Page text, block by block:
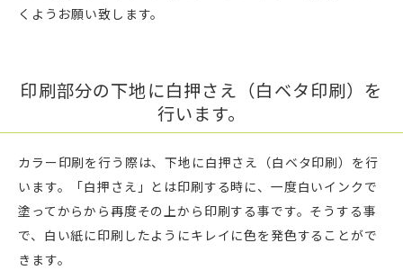
くようお願い致します。
印刷部分の下地に白押さえ（白ベタ印刷）を
行います。
カラー印刷を行う際は、下地に白押さえ（白ベタ印刷）を行
います。「白押さえ」とは印刷する時に、一度白いインクで
塗ってからから再度その上から印刷する事です。そうする事
で、白い紙に印刷したようにキレイに色を発色することがで
きます。